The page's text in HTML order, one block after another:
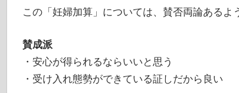
この「妊婦加算」については、賛否両論あるよ
賛成派
・安心が得られるならいいと思う
・受け入れ態勢ができている証しだから良い